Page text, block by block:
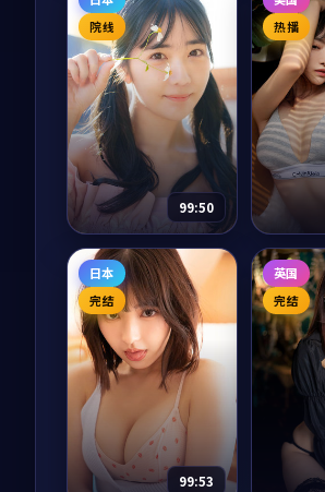
动漫 2025
主演：神谷浩史、花
泽香菜 等
宇宙历 273 年，地球
少年宿星因为一次实
验事故意外被传送到
银河系另一端，他需
要在 365 天内集齐七
块碎片回到地球。每
一站他都遇到了一个
本不该...
63,395 8.7 科幻
电视剧
主演：
1936 年
的「千里
任务中
相干的
卷珍贵
达的责
一寸山
出过代
院线
99:50
长夜潜伏
纪录片 2023
主演：张译、汤唯 等
长夜潜伏是一部以犯
罪为核心的影视作
品，围绕危机、反转
与人物成长展开，整
体节奏紧凑，值得推
荐观看。
96,170 9.5
热播
长夜之
电视剧
主演：
等
长夜之
疑为核
品，围
与人物
体节奏
荐观看。
28,105
日本
完结
99:53
英国
完结